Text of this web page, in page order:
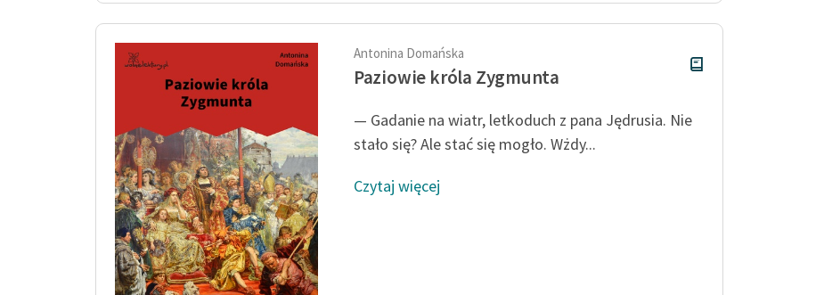
Antonina Domańska
Paziowie króla Zygmunta
— Gadanie na wiatr, letkoduch z pana Jędrusia. Nie
stało się? Ale stać się mogło. Wżdy...
Czytaj więcej